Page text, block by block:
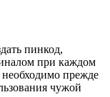
пинкод,
при каждом
необходимо прежде
чужой